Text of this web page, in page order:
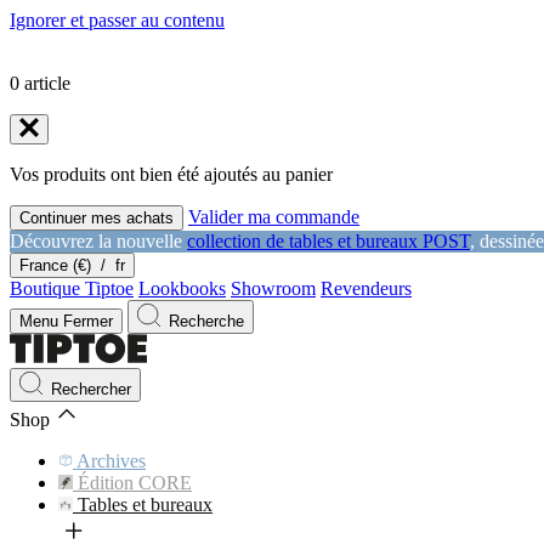
Ignorer et passer au contenu
0 article
Vos produits ont bien été ajoutés au panier
Continuer mes achats
Valider ma commande
Découvrez la nouvelle collection de tables et bureaux POST,
France (€) / fr
Boutique Tiptoe Lookbooks Showroom Revendeurs
Menu Fermer Recherche
Rechercher
Shop
Archives
Édition CORE
Tables et bureaux